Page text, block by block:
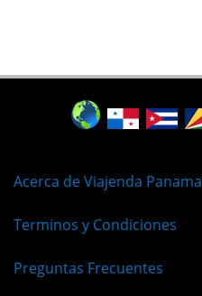
Acerca de Viajenda Panama
Terminos y Condiciones
Preguntas Frecuentes